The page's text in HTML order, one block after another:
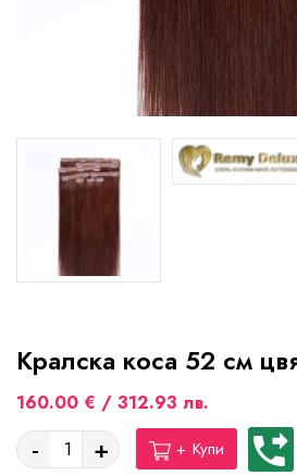
Кралска коса 52 см
160.00 € / 312.93 лв.
- + + Купи